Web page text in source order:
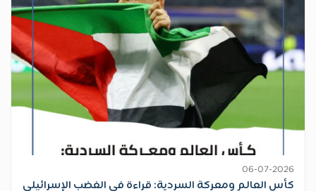
06-07-2026
كأس العالم ومعركة السردية: قراءة في الغضب الإسرائيلي